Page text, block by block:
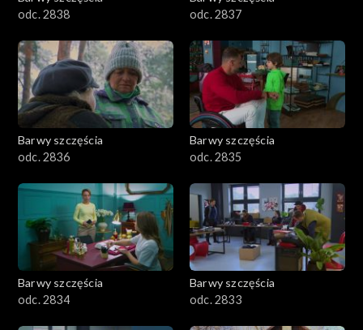
odc. 2838
odc. 2837
Barwy szczęścia
odc. 2836
Barwy szczęścia
odc. 2835
Barwy szczęścia
odc. 2834
Barwy szczęścia
odc. 2833